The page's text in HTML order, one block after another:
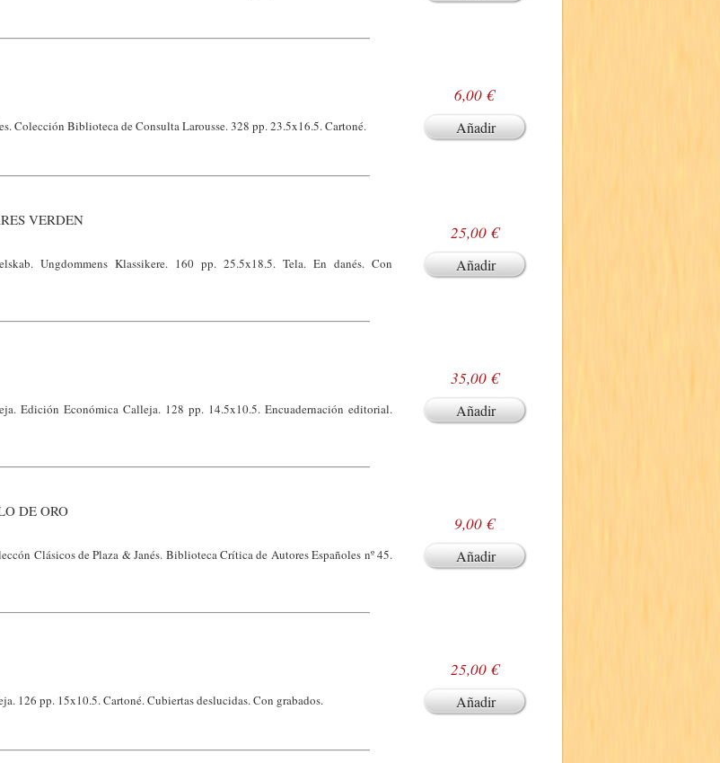
Colección Biblioteca de Consulta Larousse. 328 pp. 23.5x16.5. Cartoné.
6,00 €
Añadir
VERDEN
Ungdommens Klassikere. 160 pp. 25.5x18.5. Tela. En danés. Con
25,00 €
Añadir
Edición Económica Calleja. 128 pp. 14.5x10.5. Encuadernación editorial.
35,00 €
Añadir
DE ORO
Clásicos de Plaza & Janés. Biblioteca Crítica de Autores Españoles nº 45.
9,00 €
Añadir
126 pp. 15x10.5. Cartoné. Cubiertas deslucidas. Con grabados.
25,00 €
Añadir